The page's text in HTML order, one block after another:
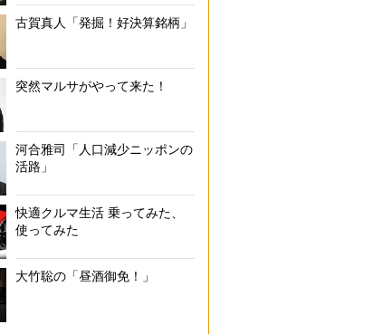
古賀真人「発掘！好決算銘柄」
突然マルサがやって来た！
河合雅司「人口減少ニッポンの
活路」
快適クルマ生活 乗ってみた、
使ってみた
大竹聡の「昼酒御免！」